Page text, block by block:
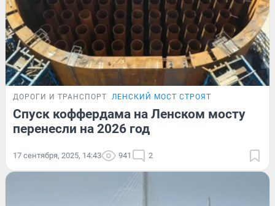
ДОРОГИ И ТРАНСПОРТ ЛЕНСКИЙ МОСТ СТРОЯТ
Спуск коффердама на Ленском мосту
перенесли на 2026 год
17 сентября, 2025, 14:43 941 2